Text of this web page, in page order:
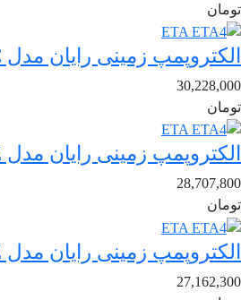
تومان
الکتروپمپ زمینی رایان مدل ETA4 40-160 C
30,228,000
تومان
الکتروپمپ زمینی رایان مدل ETA4 40-160 E
28,707,800
تومان
الکتروپمپ زمینی رایان مدل ETA4 40-125 E
27,162,300